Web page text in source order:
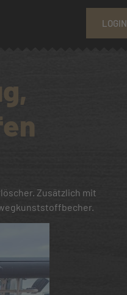
LOGIN
Zusätzlich mit